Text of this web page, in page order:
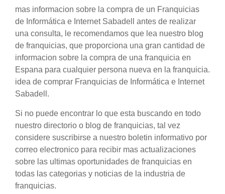
mas informacion sobre la compra de un Franquicias
de Informática e Internet Sabadell antes de realizar
una consulta, le recomendamos que lea nuestro blog
de franquicias, que proporciona una gran cantidad de
informacion sobre la compra de una franquicia en
Espana para cualquier persona nueva en la franquicia.
idea de comprar Franquicias de Informática e Internet
Sabadell.
Si no puede encontrar lo que esta buscando en todo
nuestro directorio o blog de franquicias, tal vez
considere suscribirse a nuestro boletin informativo por
correo electronico para recibir mas actualizaciones
sobre las ultimas oportunidades de franquicias en
todas las categorias y noticias de la industria de
franquicias.